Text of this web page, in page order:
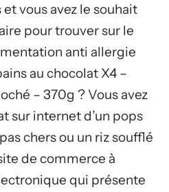
vous avez le souhait
pour trouver sur le
anti allergie
au chocolat X4 –
– 370g ? Vous avez
sur internet d’un pops
chers ou un riz soufflé
de commerce à
qui présente